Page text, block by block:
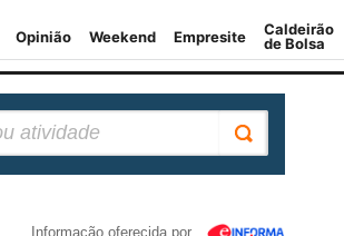
Informação oferecida por